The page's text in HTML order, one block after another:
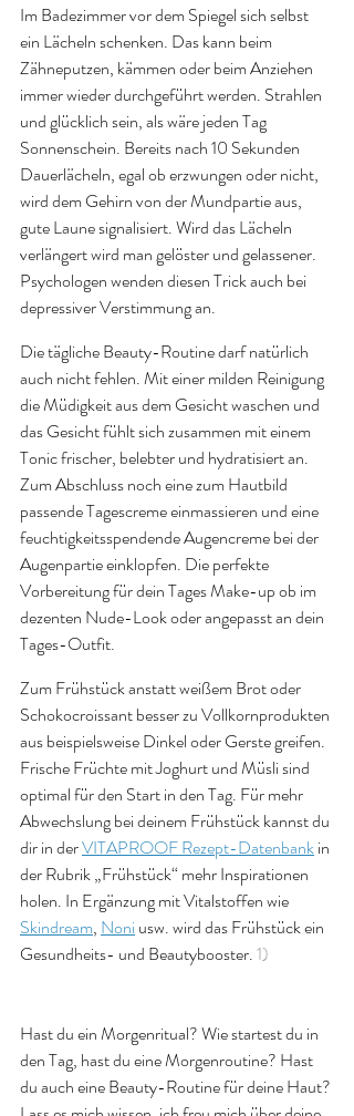
Im Badezimmer vor dem Spiegel sich selbst
ein Lächeln schenken. Das kann beim
Zähneputzen, kämmen oder beim Anziehen
immer wieder durchgeführt werden. Strahlen
und glücklich sein, als wäre jeden Tag
Sonnenschein. Bereits nach 10 Sekunden
Dauerlächeln, egal ob erzwungen oder nicht,
wird dem Gehirn von der Mundpartie aus,
gute Laune signalisiert. Wird das Lächeln
verlängert wird man gelöster und gelassener.
Psychologen wenden diesen Trick auch bei
depressiver Verstimmung an.
Die tägliche Beauty-Routine darf natürlich
auch nicht fehlen. Mit einer milden Reinigung
die Müdigkeit aus dem Gesicht waschen und
das Gesicht fühlt sich zusammen mit einem
Tonic frischer, belebter und hydratisiert an.
Zum Abschluss noch eine zum Hautbild
passende Tagescreme einmassieren und eine
feuchtigkeitsspendende Augencreme bei der
Augenpartie einklopfen. Die perfekte
Vorbereitung für dein Tages Make-up ob im
dezenten Nude-Look oder angepasst an dein
Tages-Outfit.
Zum Frühstück anstatt weißem Brot oder
Schokocroissant besser zu Vollkornprodukten
aus beispielsweise Dinkel oder Gerste greifen.
Frische Früchte mit Joghurt und Müsli sind
optimal für den Start in den Tag. Für mehr
Abwechslung bei deinem Frühstück kannst du
dir in der VITAPROOF Rezept-Datenbank in
der Rubrik „Frühstück“ mehr Inspirationen
holen. In Ergänzung mit Vitalstoffen wie
Skindream, Noni usw. wird das Frühstück ein
Gesundheits- und Beautybooster. 1)
Hast du ein Morgenritual? Wie startest du in
den Tag, hast du eine Morgenroutine? Hast
du auch eine Beauty-Routine für deine Haut?